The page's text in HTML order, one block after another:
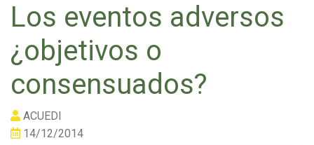
Los eventos adversos
¿objetivos o
consensuados?
ACUEDI
14/12/2014